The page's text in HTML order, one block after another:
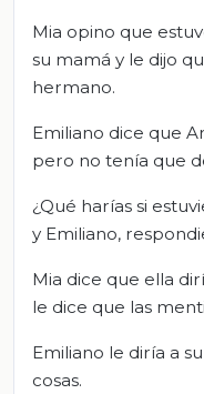
Mia opino que
su mamá y le dijo
hermano.
Emiliano dice que
pero no tenía que
¿Qué harías si
y Emiliano,
Mia dice que ella
le dice que las
Emiliano le diría a
cosas.